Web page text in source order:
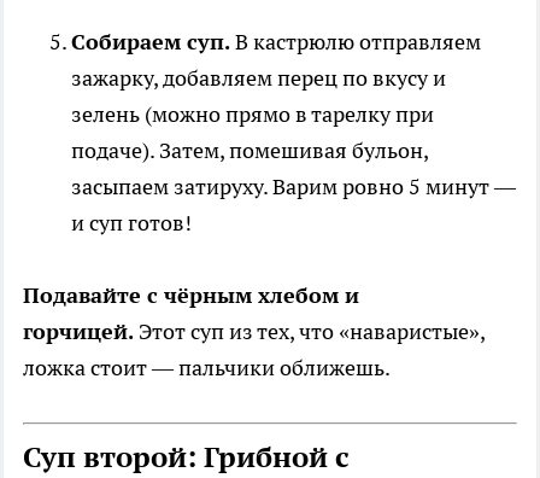
Собираем суп.В кастрюлю отправляем
зажарку, добавляем перец по вкусу и
зелень (можно прямо в тарелку при
подаче). Затем, помешивая бульон,
засыпаем затируху. Варим ровно 5 минут —
и суп готов!
Подавайте с чёрным хлебом и
горчицей. Этот суп из тех, что «наваристые»,
ложка стоит — пальчики оближешь.
Суп второй: Грибной с